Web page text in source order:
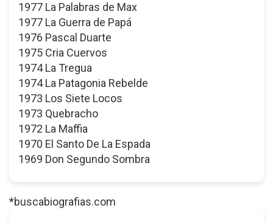
1977 La Palabras de Max
1977 La Guerra de Papá
1976 Pascal Duarte
1975 Cria Cuervos
1974 La Tregua
1974 La Patagonia Rebelde
1973 Los Siete Locos
1973 Quebracho
1972 La Maffia
1970 El Santo De La Espada
1969 Don Segundo Sombra
*buscabiografias.com